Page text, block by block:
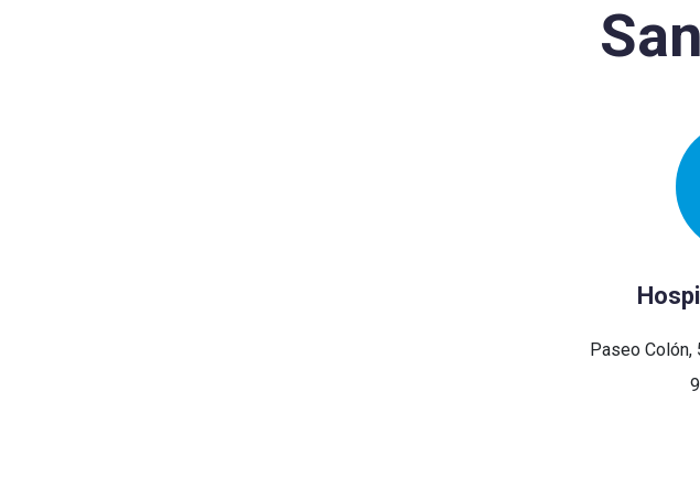
Paseo Colón,